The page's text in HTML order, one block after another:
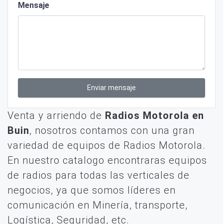
Mensaje
Enviar mensaje
Venta y arriendo de Radios Motorola en
Buin, nosotros contamos con una gran
variedad de equipos de Radios Motorola.
En nuestro catalogo encontraras equipos
de radios para todas las verticales de
negocios, ya que somos líderes en
comunicación en Minería, transporte,
Logística, Seguridad, etc.